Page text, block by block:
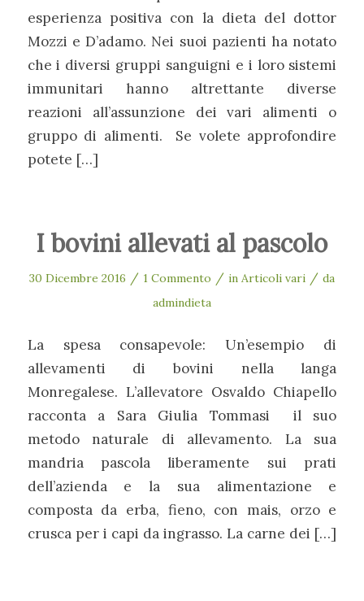
esperienza positiva con la dieta del dottor
Mozzi e D’adamo. Nei suoi pazienti ha notato
che i diversi gruppi sanguigni e i loro sistemi
immunitari hanno altrettante diverse
reazioni all’assunzione dei vari alimenti o
gruppo di alimenti. Se volete approfondire
potete […]
I bovini allevati al pascolo
30 Dicembre 2016 / 1 Commento / in Articoli vari / da
admindieta
La spesa consapevole: Un’esempio di
allevamenti di bovini nella langa
Monregalese. L’allevatore Osvaldo Chiapello
racconta a Sara Giulia Tommasi il suo
metodo naturale di allevamento. La sua
mandria pascola liberamente sui prati
dell’azienda e la sua alimentazione e
composta da erba, fieno, con mais, orzo e
crusca per i capi da ingrasso. La carne dei […]